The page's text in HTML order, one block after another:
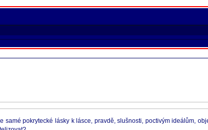
pokrytecké lásky k lásce, pravdě, slušnosti, poctivým ideálům,